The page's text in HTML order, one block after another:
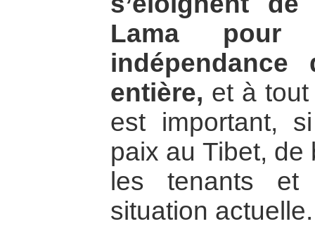
Lama pour
entière, et à
est important,
paix au Tibet,
les tenants et
situation actuelle.